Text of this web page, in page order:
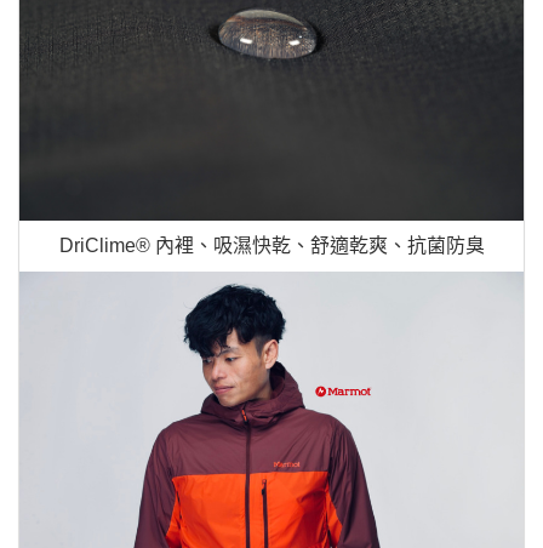
DriClime® 內裡、吸濕快乾、舒適乾爽、抗菌防臭